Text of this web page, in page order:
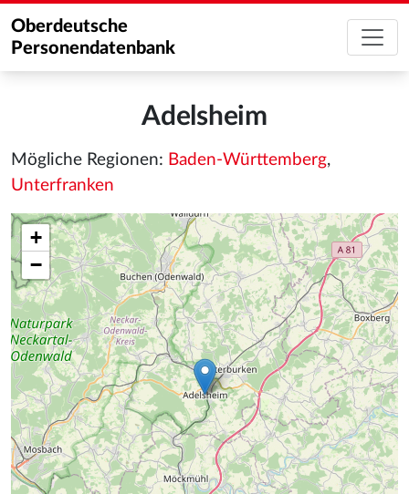
Oberdeutsche
Personendatenbank
Adelsheim
Mögliche Regionen: Baden-Württemberg,
Unterfranken
+
−